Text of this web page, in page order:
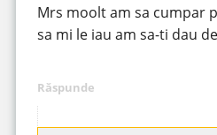
Mrs moolt am sa cumpar
sa mi le iau am sa-ti dau
Răspunde